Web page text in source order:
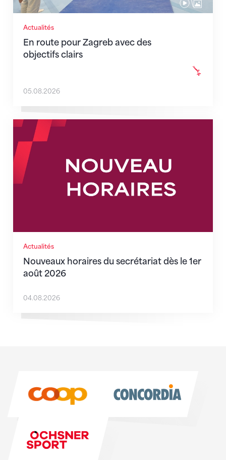
Actualités
En route pour Zagreb avec des
objectifs clairs
05.08.2026
Actualités
Nouveaux horaires du secrétariat dès le 1er
août 2026
Nouveaux horaires du secrétariat dès le 1er août
04.08.2026